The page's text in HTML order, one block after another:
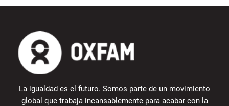
La igualdad es el futuro. Somos parte de un movimiento
global que trabaja incansablemente para acabar con la